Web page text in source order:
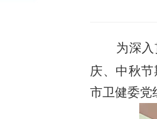
为深
庆、中秋
市卫健委党